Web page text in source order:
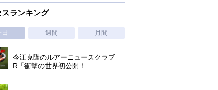
スランキング
日 週間 月間
今江克隆のルアーニュースクラブ
R「衝撃の世界初公開！